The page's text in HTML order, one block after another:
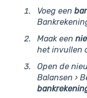
Voeg een
Maak een
het invullen
Open de
Balansen ›